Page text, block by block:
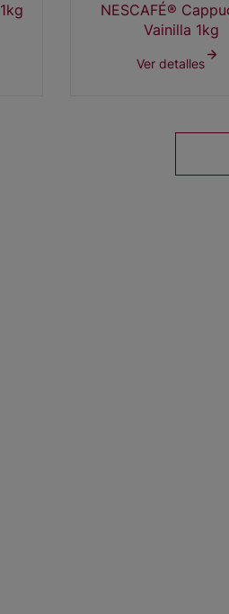
NESCAFÉ®
Vainilla 1kg
Ver detalles